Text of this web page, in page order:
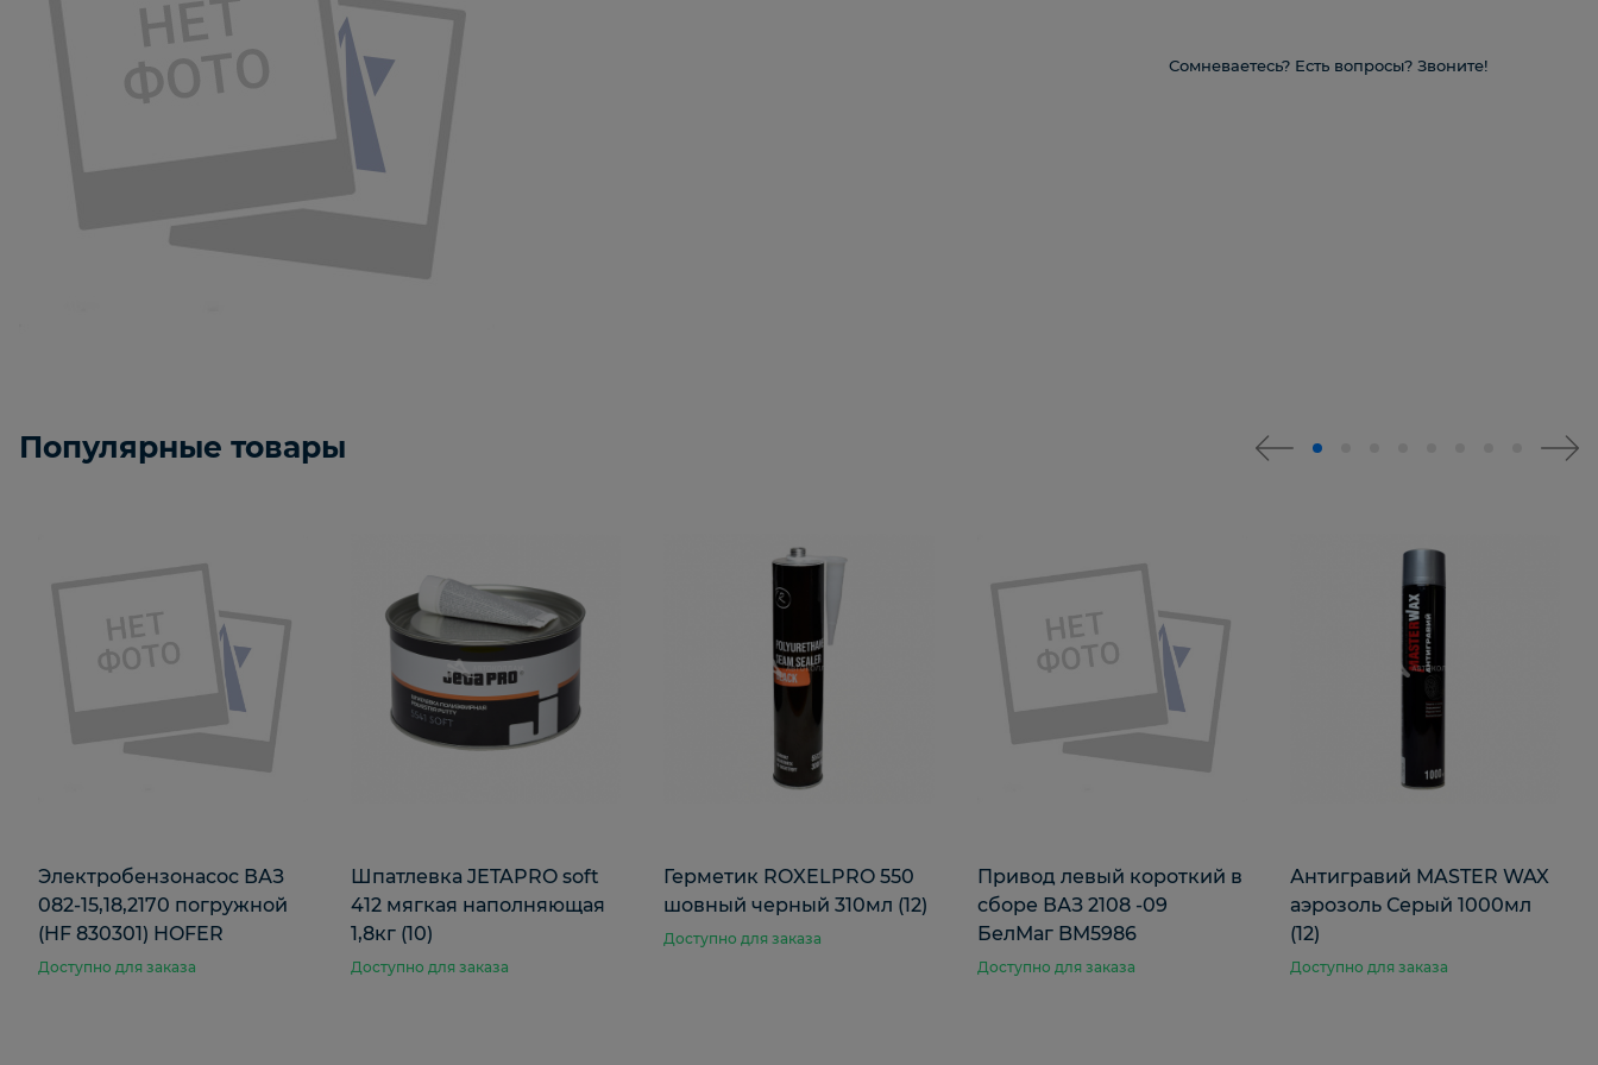
Сомневаетесь? Есть вопросы? Звоните!
Популярные товары
Электробензонасос ВАЗ
082-15,18,2170 погружной
(HF 830301) HOFER
Доступно для заказа
Шпатлевка JETAPRO soft
412 мягкая наполняющая
1,8кг (10)
Доступно для заказа
Герметик ROXELPRO 550
шовный черный 310мл (12)
Доступно для заказа
Привод левый короткий в
сборе ВАЗ 2108 -09
БелМаг BM5986
Доступно для заказа
Антигравий MASTER WAX
аэрозоль Серый 1000мл
(12)
Доступно для заказа